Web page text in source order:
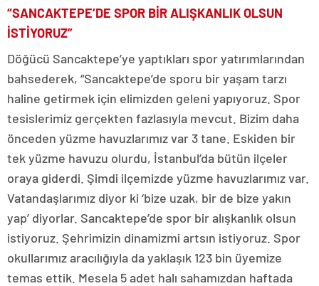
“SANCAKTEPE’DE SPOR BİR ALIŞKANLIK OLSUN
İSTİYORUZ”
Döğücü Sancaktepe’ye yaptıkları spor yatırımlarından
bahsederek, “Sancaktepe’de sporu bir yaşam tarzı
haline getirmek için elimizden geleni yapıyoruz. Spor
tesislerimiz gerçekten fazlasıyla mevcut. Bizim daha
önceden yüzme havuzlarımız var 3 tane. Eskiden bir
tek yüzme havuzu olurdu, İstanbul’da bütün ilçeler
oraya giderdi. Şimdi ilçemizde yüzme havuzlarımız var.
Vatandaşlarımız diyor ki ‘bize uzak, bir de bize yakın
yap’ diyorlar. Sancaktepe’de spor bir alışkanlık olsun
istiyoruz. Şehrimizin dinamizmi artsın istiyoruz. Spor
okullarımız aracılığıyla da yaklaşık 123 bin üyemize
temas ettik. Mesela 5 adet halı sahamızdan haftada